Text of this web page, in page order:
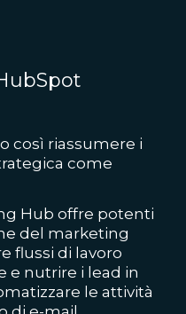
così riassumere i
come
Hub offre potenti
del marketing
flussi di lavoro
e nutrire i lead in
le attività